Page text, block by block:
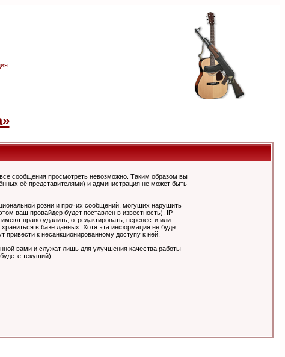
сообщения просмотреть невозможно. Таким образом вы
её представителями) и администрация не может быть
розни и прочих сообщений, могущих нарушить
ваш провайдер будет поставлен в известность). IP
право удалить, отредактировать, перенести или
в базе данных. Хотя эта информация не будет
к несанкционированному доступу к ней.
вами и служат лишь для улучшения качества работы
текущий).